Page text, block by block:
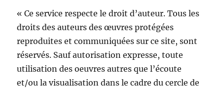
« Ce service respecte le droit d’auteur. Tous les
droits des auteurs des œuvres protégées
reproduites et communiquées sur ce site, sont
réservés. Sauf autorisation expresse, toute
utilisation des oeuvres autres que l’écoute
et/ou la visualisation dans le cadre du cercle de